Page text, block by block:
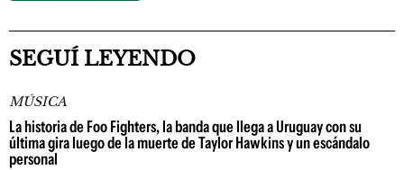
SEGUÍ LEYENDO
MÚSICA
La historia de Foo Fighters, la banda que llega a Uruguay con su
última gira luego de la muerte de Taylor Hawkins y un escándalo
personal